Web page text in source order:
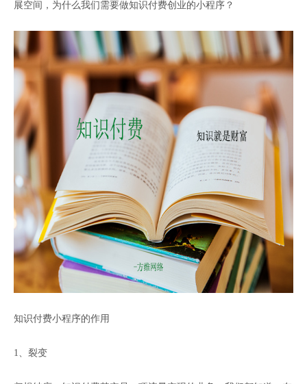
展空间，为什么我们需要做知识付费创业的小程序？
知识付费小程序的作用
1、裂变